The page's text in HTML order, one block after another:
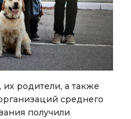
родители, а также
среднего
получили